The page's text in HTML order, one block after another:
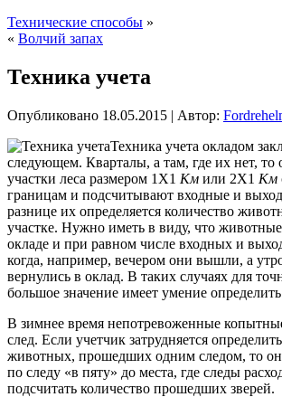
Технические способы »
« Волчий запах
Техника учета
Опубликовано 18.05.2015 | Автор:
Техника учета окладом
следующем. Кварталы, а там, где их нет, то
участки леса размером 1X1 Км или 2X1 Км
границам и подсчитывают входные и
разнице их определяется количество
участке. Нужно иметь в виду, что
окладе и при равном числе входных и
когда, например, вечером они вышли, а
вернулись в оклад. В таких случаях для
большое значение имеет умение определить
В зимнее время непотревоженные
след. Если учетчик затрудняется
животных, прошедших одним следом, то
по следу «в пяту» до места, где следы
подсчитать количество прошедших зверей.